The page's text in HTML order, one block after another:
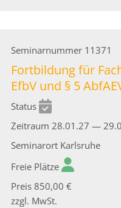
Seminarnummer 11371
Fortbildung für
EfbV und § 5
Status
Zeitraum 28.01.27 —
Seminarort Karlsruhe
Freie Plätze
Preis 850,00 €
zzgl. MwSt.